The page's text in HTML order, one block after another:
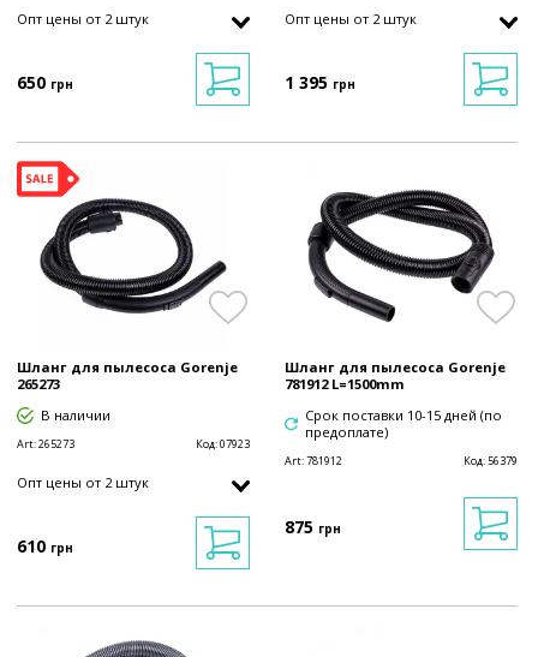
Опт цены от 2 штук
650 грн
Опт цены от 2 штук
1 395 грн
Шланг для пылесоса Gorenje
265273
В наличии
Art:265273 Код:07923
Опт цены от 2 штук
610 грн
Шланг для пылесоса Gorenje
781912 L=1500mm
Срок поставки 10-15 дней (по
предоплате)
Art:781912 Код:56379
875 грн